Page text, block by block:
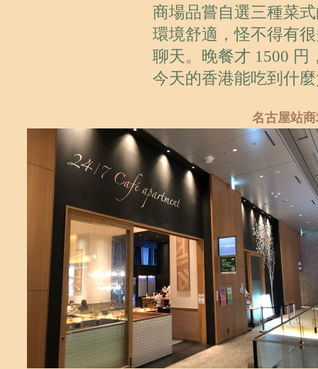
商場品嘗自選三種菜
環境舒適，怪不得有
聊天。晚餐才 1500 円
今天的香港能吃到什
名古屋站